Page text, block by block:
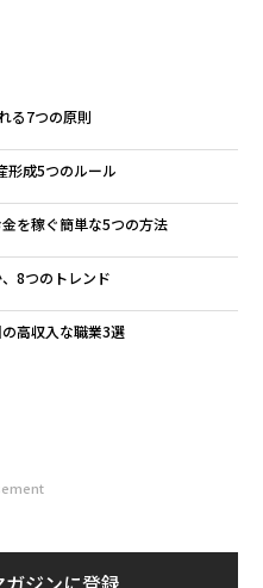
る7つの原則
形成5つのルール
を稼ぐ簡単な5つの方法
8つのトレンド
高収入な職業3選